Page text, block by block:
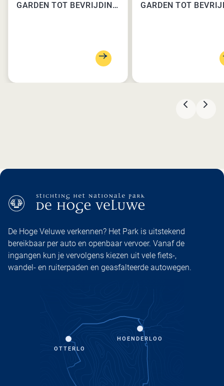
GARDEN TOT BEVRIJDING
GARDEN TOT
De Hoge Veluwe verkennen? Het Park is uitstekend
bereikbaar per auto en openbaar vervoer. Vanaf de
ingangen kun je vervolgens kiezen uit vele fiets-,
wandel- en ruiterpaden en geasfalteerde autowegen.
OTTERLO
HOENDERLOO